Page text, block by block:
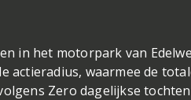
in het motorpark van
actieradius, waarmee de
Zero dagelijkse